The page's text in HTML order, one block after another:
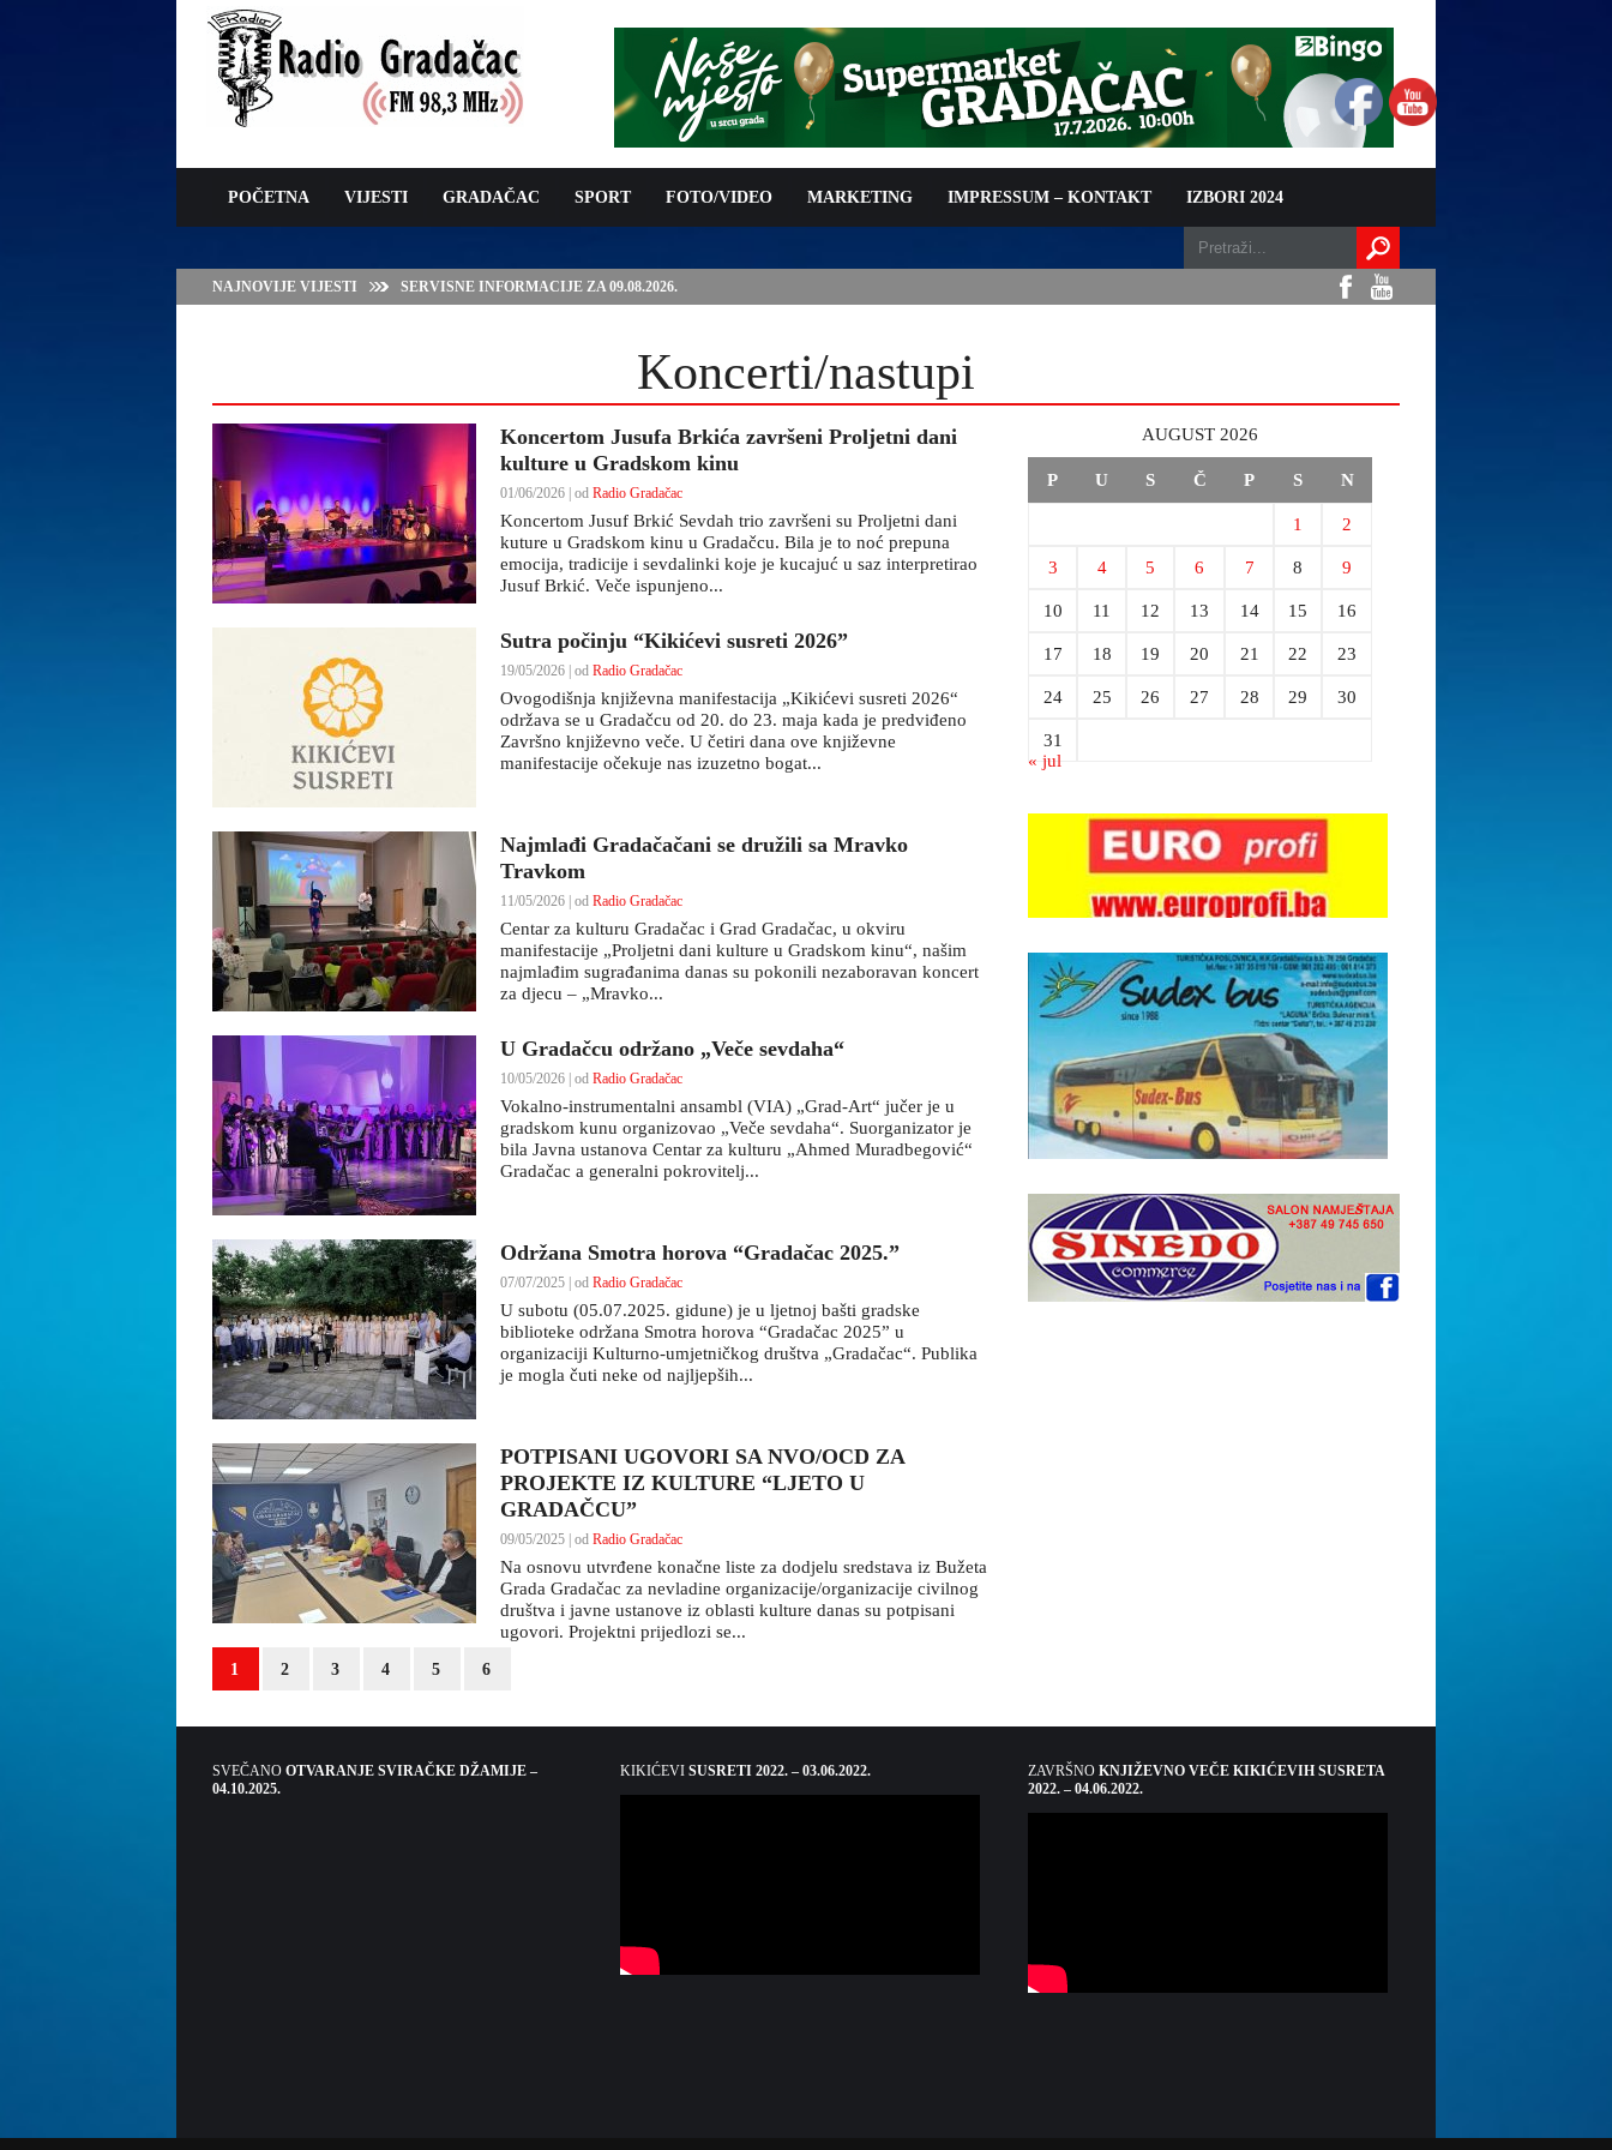
POČETNA VIJESTI GRADAČAC SPORT FOTO/VIDEO MARKETING IMPRESSUM – KONTAKT IZBORI 2024
NAJNOVIJE VIJESTI SERVISNE INFORMACIJE ZA 09.08.2026.
Koncerti/nastupi
Koncertom Jusufa Brkića završeni Proljetni dani
kulture u Gradskom kinu
01/06/2026 | od Radio Gradačac
Koncertom Jusuf Brkić Sevdah trio završeni su Proljetni dani
kuture u Gradskom kinu u Gradačcu. Bila je to noć prepuna
emocija, tradicije i sevdalinki koje je kucajuć u saz interpretirao
Jusuf Brkić. Veče ispunjeno...
Sutra počinju “Kikićevi susreti 2026”
19/05/2026 | od Radio Gradačac
Ovogodišnja književna manifestacija „Kikićevi susreti 2026“
održava se u Gradačcu od 20. do 23. maja kada je predviđeno
Završno književno veče. U četiri dana ove književne
manifestacije očekuje nas izuzetno bogat...
Najmlađi Gradačačani se družili sa Mravko
Travkom
11/05/2026 | od Radio Gradačac
Centar za kulturu Gradačac i Grad Gradačac, u okviru
manifestacije „Proljetni dani kulture u Gradskom kinu“, našim
najmlađim sugrađanima danas su pokonili nezaboravan koncert
za djecu – „Mravko...
U Gradačcu održano „Veče sevdaha“
10/05/2026 | od Radio Gradačac
Vokalno-instrumentalni ansambl (VIA) „Grad-Art“ jučer je u
gradskom kunu organizovao „Veče sevdaha“. Suorganizator je
bila Javna ustanova Centar za kulturu „Ahmed Muradbegović“
Gradačac a generalni pokrovitelj...
Održana Smotra horova “Gradačac 2025.”
07/07/2025 | od Radio Gradačac
U subotu (05.07.2025. gidune) je u ljetnoj bašti gradske
biblioteke održana Smotra horova “Gradačac 2025” u
organizaciji Kulturno-umjetničkog društva „Gradačac“. Publika
je mogla čuti neke od najljepših...
POTPISANI UGOVORI SA NVO/OCD ZA
PROJEKTE IZ KULTURE “LJETO U
GRADAČCU”
09/05/2025 | od Radio Gradačac
Na osnovu utvrđene konačne liste za dodjelu sredstava iz Bužeta
Grada Gradačac za nevladine organizacije/organizacije civilnog
društva i javne ustanove iz oblasti kulture danas su potpisani
ugovori. Projektni prijedlozi se...
1 2 3 4 5 6
AUGUST 2026
P U S Č P S N
1 2
3 4 5 6 7 8 9
10 11 12 13 14 15 16
17 18 19 20 21 22 23
24 25 26 27 28 29 30
31
« jul
SVEČANO OTVARANJE SVIRAČKE DŽAMIJE –
04.10.2025.
KIKIĆEVI SUSRETI 2022. – 03.06.2022. ZAVRŠNO KNJIŽEVNO VEČE KIKIĆEVIH SUSRETA
2022. – 04.06.2022.